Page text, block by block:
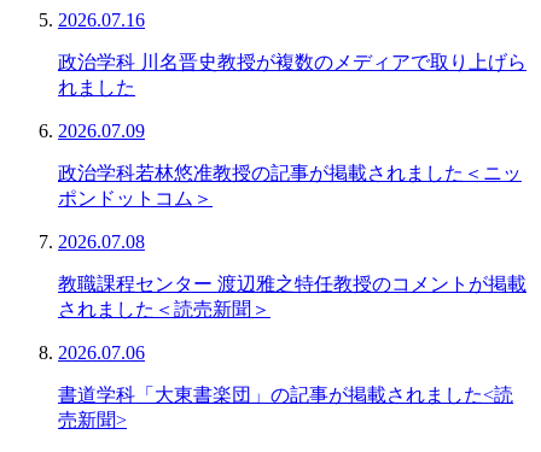
2026.07.16
政治学科 川名晋史教授が複数のメディアで取り上げら
れました
2026.07.09
政治学科若林悠准教授の記事が掲載されました＜ニッ
ポンドットコム＞
2026.07.08
教職課程センター 渡辺雅之特任教授のコメントが掲載
されました＜読売新聞＞
2026.07.06
書道学科「大東書楽団」の記事が掲載されました<読
売新聞>